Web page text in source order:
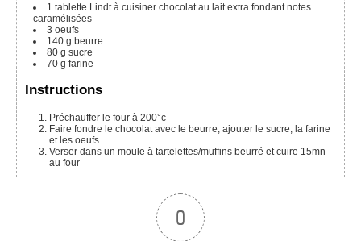
1 tablette Lindt à cuisiner chocolat au lait extra fondant notes
caramélisées
3 oeufs
140 g beurre
80 g sucre
70 g farine
Instructions
Préchauffer le four à 200°c
Faire fondre le chocolat avec le beurre, ajouter le sucre, la farine
et les oeufs.
Verser dans un moule à tartelettes/muffins beurré et cuire 15mn
au four
0